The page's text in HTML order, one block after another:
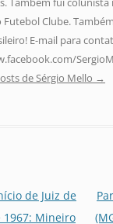
Futebol Clube.
E-mail para
de Sérgio Mello →
de Juiz de
1967: Mineiro